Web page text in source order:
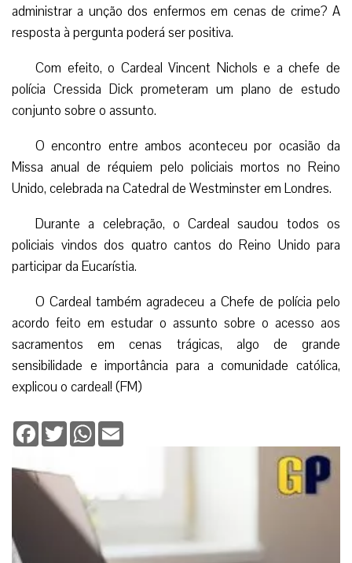
administrar a unção dos enfermos em cenas de crime? A
resposta à pergunta poderá ser positiva.
Com efeito, o Cardeal Vincent Nichols e a chefe de
polícia Cressida Dick prometeram um plano de estudo
conjunto sobre o assunto.
O encontro entre ambos aconteceu por ocasião da
Missa anual de réquiem pelo policiais mortos no Reino
Unido, celebrada na Catedral de Westminster em Londres.
Durante a celebração, o Cardeal saudou todos os
policiais vindos dos quatro cantos do Reino Unido para
participar da Eucarístia.
O Cardeal também agradeceu a Chefe de polícia pelo
acordo feito em estudar o assunto sobre o acesso aos
sacramentos em cenas trágicas, algo de grande
sensibilidade e importância para a comunidade católica,
explicou o cardeal! (FM)
Facebook
TwitterWhatsApp